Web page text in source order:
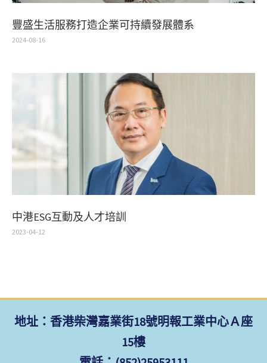
豐盛生活服務打造企業可持續發展體系
2024-08-16
中港ESG互動及人才培訓
2023-04-12
地址：香港柴灣嘉業街18號明報工業中心Ａ座
15樓